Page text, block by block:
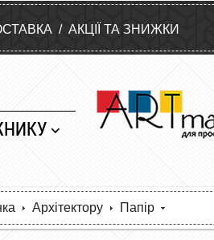
/ АКЦІЇ ТА ЗНИЖКИ
Архітектору Папір